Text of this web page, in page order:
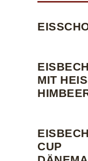
MIT
CUP